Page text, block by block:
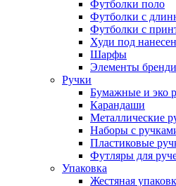
Футболки поло
Футболки с
Футболки с
Худи под
Шарфы
Элементы
Ручки
Бумажные и эко
Карандаши
Металлические
Наборы с
Пластиковые
Футляры для
Упаковка
Жестяная